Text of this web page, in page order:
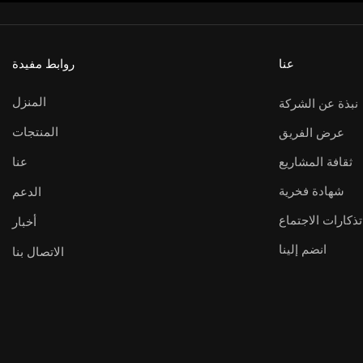
روابط مفيدة
المنزل
المنتجات
عنا
الدعم
أخبار
الاتصال بنا
عنا
نبذة عن الشركة
عرض الفريق
ثقافة المشاريع
شهادة فخرية
تذكارات الاجتماع
انضم إلينا